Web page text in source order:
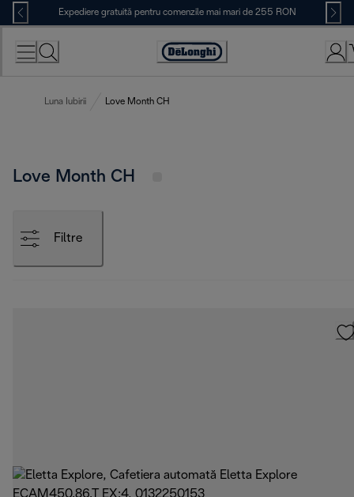
Skip
to
Content
Expediere gratuită pentru comenzile mai mari de 255 RON
Accessibility
Luna Iubirii Love Month CH
Love Month CH
Filtre